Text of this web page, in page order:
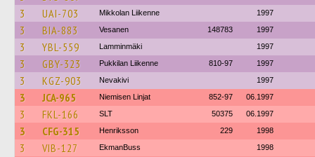
3 UAI-703 Mikkolan Liikenne 1997
3 BIA-883 Vesanen 148783 1997
3 YBL-559 Lamminmäki 1997
3 GBY-323 Pukkilan Liikenne 810-97 1997
3 KGZ-903 Nevakivi 1997
3 JCA-965 Niemisen Linjat 852-97 06.1997
3 FKL-166 SLT 50375 06.1997
3 CFG-315 Henriksson 229 1998
3 VIB-127 EkmanBuss 1998